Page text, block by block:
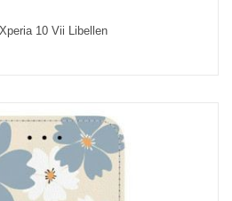
10 Vii Libellen